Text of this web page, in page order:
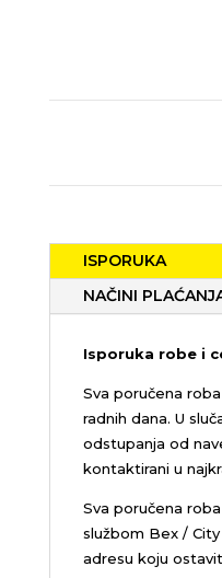
ISPORUKA
NAČINI
Isporuka robe i
Sva poručena
radnih dana. U
odstupanja od
kontaktirani u
Sva poručena
službom Bex / City
adresu koju